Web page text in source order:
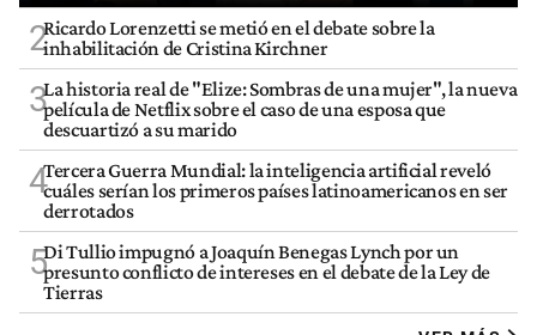
2Ricardo Lorenzetti se metió en el debate sobre la
inhabilitación de Cristina Kirchner
3La historia real de "Elize: Sombras de una mujer", la nueva
película de Netflix sobre el caso de una esposa que
descuartizó a su marido
4Tercera Guerra Mundial: la inteligencia artificial reveló
cuáles serían los primeros países latinoamericanos en ser
derrotados
5Di Tullio impugnó a Joaquín Benegas Lynch por un
presunto conflicto de intereses en el debate de la Ley de
Tierras